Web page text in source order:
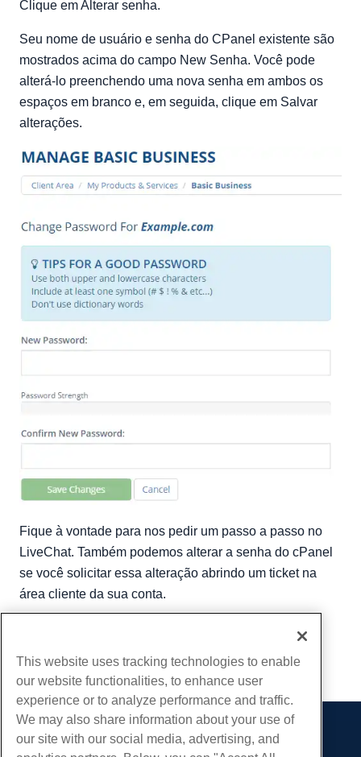
Clique em Alterar senha.
Seu nome de usuário e senha do CPanel existente são
mostrados acima do campo New Senha. Você pode
alterá-lo preenchendo uma nova senha em ambos os
espaços em branco e, em seguida, clique em Salvar
alterações.
Fique à vontade para nos pedir um passo a passo no
LiveChat. Também podemos alterar a senha do cPanel
se você solicitar essa alteração abrindo um ticket na
área cliente da sua conta.
cópia de URL
Produtos
This website uses tracking technologies to enable
our website functionalities, to enhance user
experience or to analyze performance and traffic.
We may also share information about your use of
our site with our social media, advertising, and